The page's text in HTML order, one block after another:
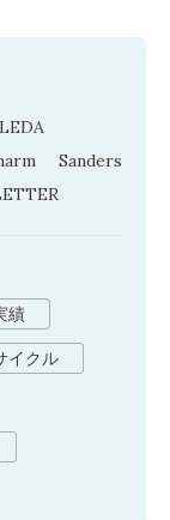
Sanders
績
イクル